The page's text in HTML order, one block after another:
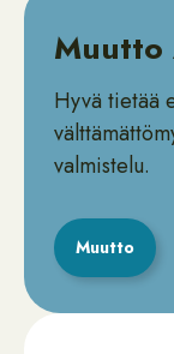
Muutto
Hyvä tietää
valmistelu.
Muutto